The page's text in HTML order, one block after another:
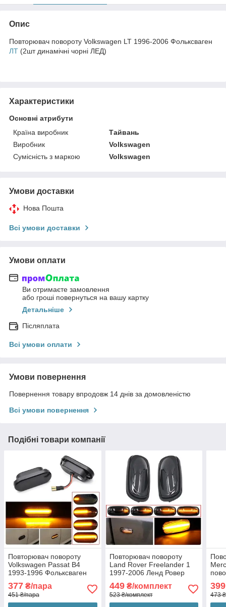
Опис
Повторювач повороту Volkswagen LT 1996-2006 Фольксваген
ЛТ (2шт динамічні чорні ЛЕД)
Характеристики
Основні атрибути
Країна виробник
Тайвань
Виробник
Volkswagen
Сумісність з маркою
Volkswagen
Умови доставки
Нова Пошта
Всі умови доставки
Умови оплати
Ви отримаєте замовлення
або гроші повернуться на вашу картку
Детальніше
Післяплата
Всі умови оплати
Умови повернення
Повернення товару впродовж 14 днів за домовленістю
Всі умови повернення
Подібні товари компанії
Повторювач повороту
Volkswagen Passat B4
1993-1996 Фольксваген
чорні ЛЕД)
377 ₴/пара
451 ₴/пара
Повторювач повороту
Land Rover Freelander 1
1997-2006 Ленд Ровер
чорні ЛЕД)
449₴/комплект
523 ₴/комплект
399
473